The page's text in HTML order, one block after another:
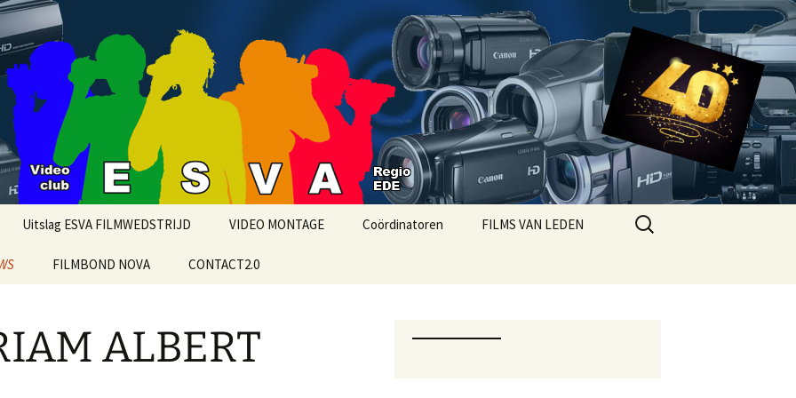
Ede
Uitslag ESVA FILMWEDSTRIJD VIDEO MONTAGE
MAGIX VIDEO
iMOVIE
Coördinatoren FILMS VAN LEDEN
oud ESVA lid
FILMBOND NOVA CONTACT2.0
Zoeken
naar:
ALBERT